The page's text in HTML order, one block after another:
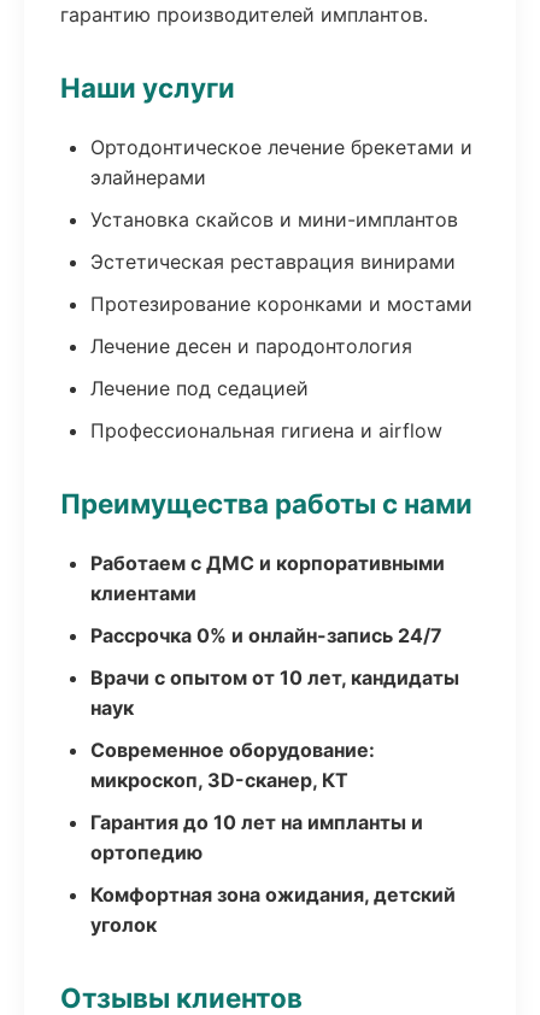
гарантию производителей имплантов.
Наши услуги
Ортодонтическое лечение брекетами и
элайнерами
Установка скайсов и мини-имплантов
Эстетическая реставрация винирами
Протезирование коронками и мостами
Лечение десен и пародонтология
Лечение под седацией
Профессиональная гигиена и airflow
Преимущества работы с нами
Работаем с ДМС и корпоративными
клиентами
Рассрочка 0% и онлайн-запись 24/7
Врачи с опытом от 10 лет, кандидаты
наук
Современное оборудование:
микроскоп, 3D-сканер, КТ
Гарантия до 10 лет на импланты и
ортопедию
Комфортная зона ожидания, детский
уголок
Отзывы клиентов